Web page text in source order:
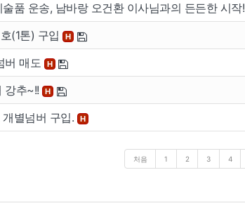
품 운송, 남바랑 오건환 이사님과의 든든한 시작!
(1톤) 구입 H
버 매도 H
강추~!! H
별넘버 구입. H
처음 1 2 3 4